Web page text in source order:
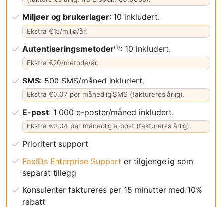
Miljøer og brukerlager: 10 inkludert.
Ekstra €15/miljø/år.
Autentiseringsmetoder(1): 10 inkludert.
Ekstra €20/metode/år.
SMS: 500 SMS/måned inkludert.
Ekstra €0,07 per månedlig SMS (faktureres årlig).
E-post: 1 000 e-poster/måned inkludert.
Ekstra €0,04 per månedlig e-post (faktureres årlig).
Prioritert support
FoxIDs Enterprise Support er tilgjengelig som
separat tillegg
Konsulenter faktureres per 15 minutter med 10%
rabatt